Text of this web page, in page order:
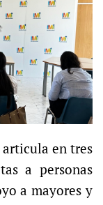
articula en tres
a personas
a mayores y